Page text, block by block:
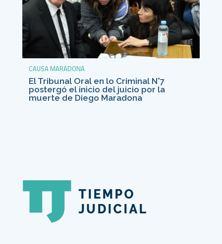
CAUSA MARADONA
El Tribunal Oral en lo Criminal N°7
postergó el inicio del juicio por la
muerte de Diego Maradona